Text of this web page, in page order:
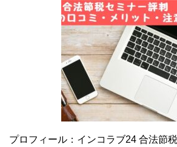
プロフィール：インコラブ24 合法節